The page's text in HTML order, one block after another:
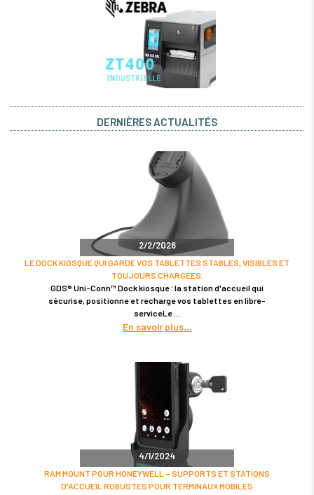
DERNIÈRES ACTUALITÉS
2/2/2026
LE DOCK KIOSQUE QUI GARDE VOS TABLETTES STABLES, VISIBLES ET
TOUJOURS CHARGÉES.
GDS® Uni-Conn™ Dock kiosque : la station d'accueil qui
sécurise, positionne et recharge vos tablettes en libre-
serviceLe
En savoir plus
4/1/2024
RAM MOUNT POUR HONEYWELL – SUPPORTS ET STATIONS
D'ACCUEIL ROBUSTES POUR TERMINAUX MOBILES